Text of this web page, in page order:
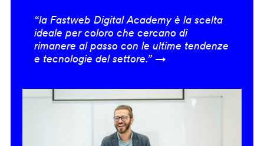
“la Fastweb Digital Academy è la scelta
ideale per coloro che cercano di
rimanere al passo con le ultime tendenze
e tecnologie del settore.” →